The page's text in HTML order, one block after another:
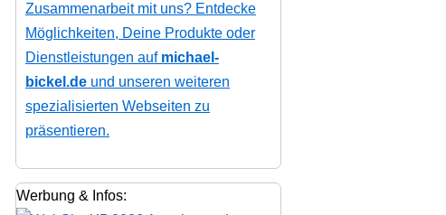
Zusammenarbeit mit uns? Entdecke
Möglichkeiten, Deine Produkte oder
Dienstleistungen auf michael-
bickel.de und unseren weiteren
spezialisierten Webseiten zu
präsentieren.
Werbung & Infos: